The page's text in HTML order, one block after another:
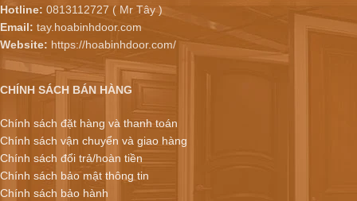
Hotline: 0813112727 ( Mr Tây )
Email: tay.hoabinhdoor.com
Website: https://hoabinhdoor.com/
CHÍNH SÁCH BÁN HÀNG
Chính sách đặt hàng và thanh toán
Chính sách vận chuyển và giao hàng
Chính sách đổi trả/hoàn tiền
Chính sách bảo mật thông tin
Chính sách bảo hành